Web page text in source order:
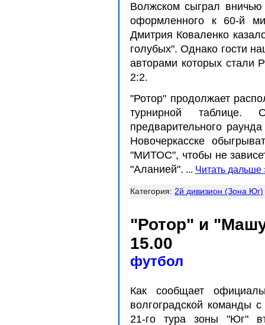
Волжском сыграл
оформленного к 60-й
Дмитрия Коваленко
голубых". Однако гости
авторами которых стали
2:2.
"Ротор" продолжает
турнирной таблице.
предварительного
Новочеркасске
"МИТОС", чтобы не
"Аланией". ... Читать дальше
Категория: 2й дивизион (Зона Юг)
"Ротор" и
15.00
футбол
Как сообщает
волгоградской команды
21-го тура зоны "Юг"